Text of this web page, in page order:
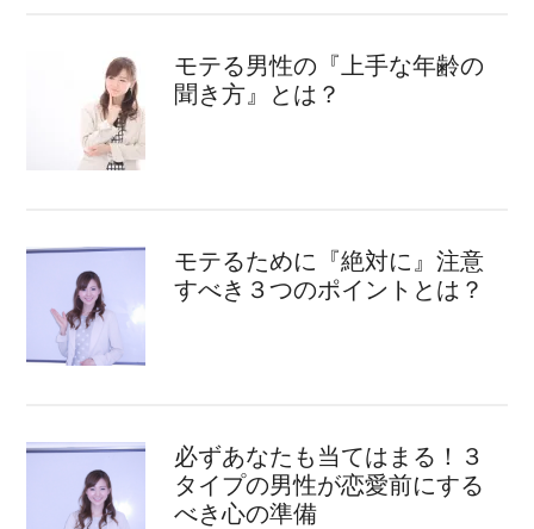
モテる男性の『上手な年齢の
聞き方』とは？
モテるために『絶対に』注意
すべき３つのポイントとは？
必ずあなたも当てはまる！３
タイプの男性が恋愛前にする
べき心の準備